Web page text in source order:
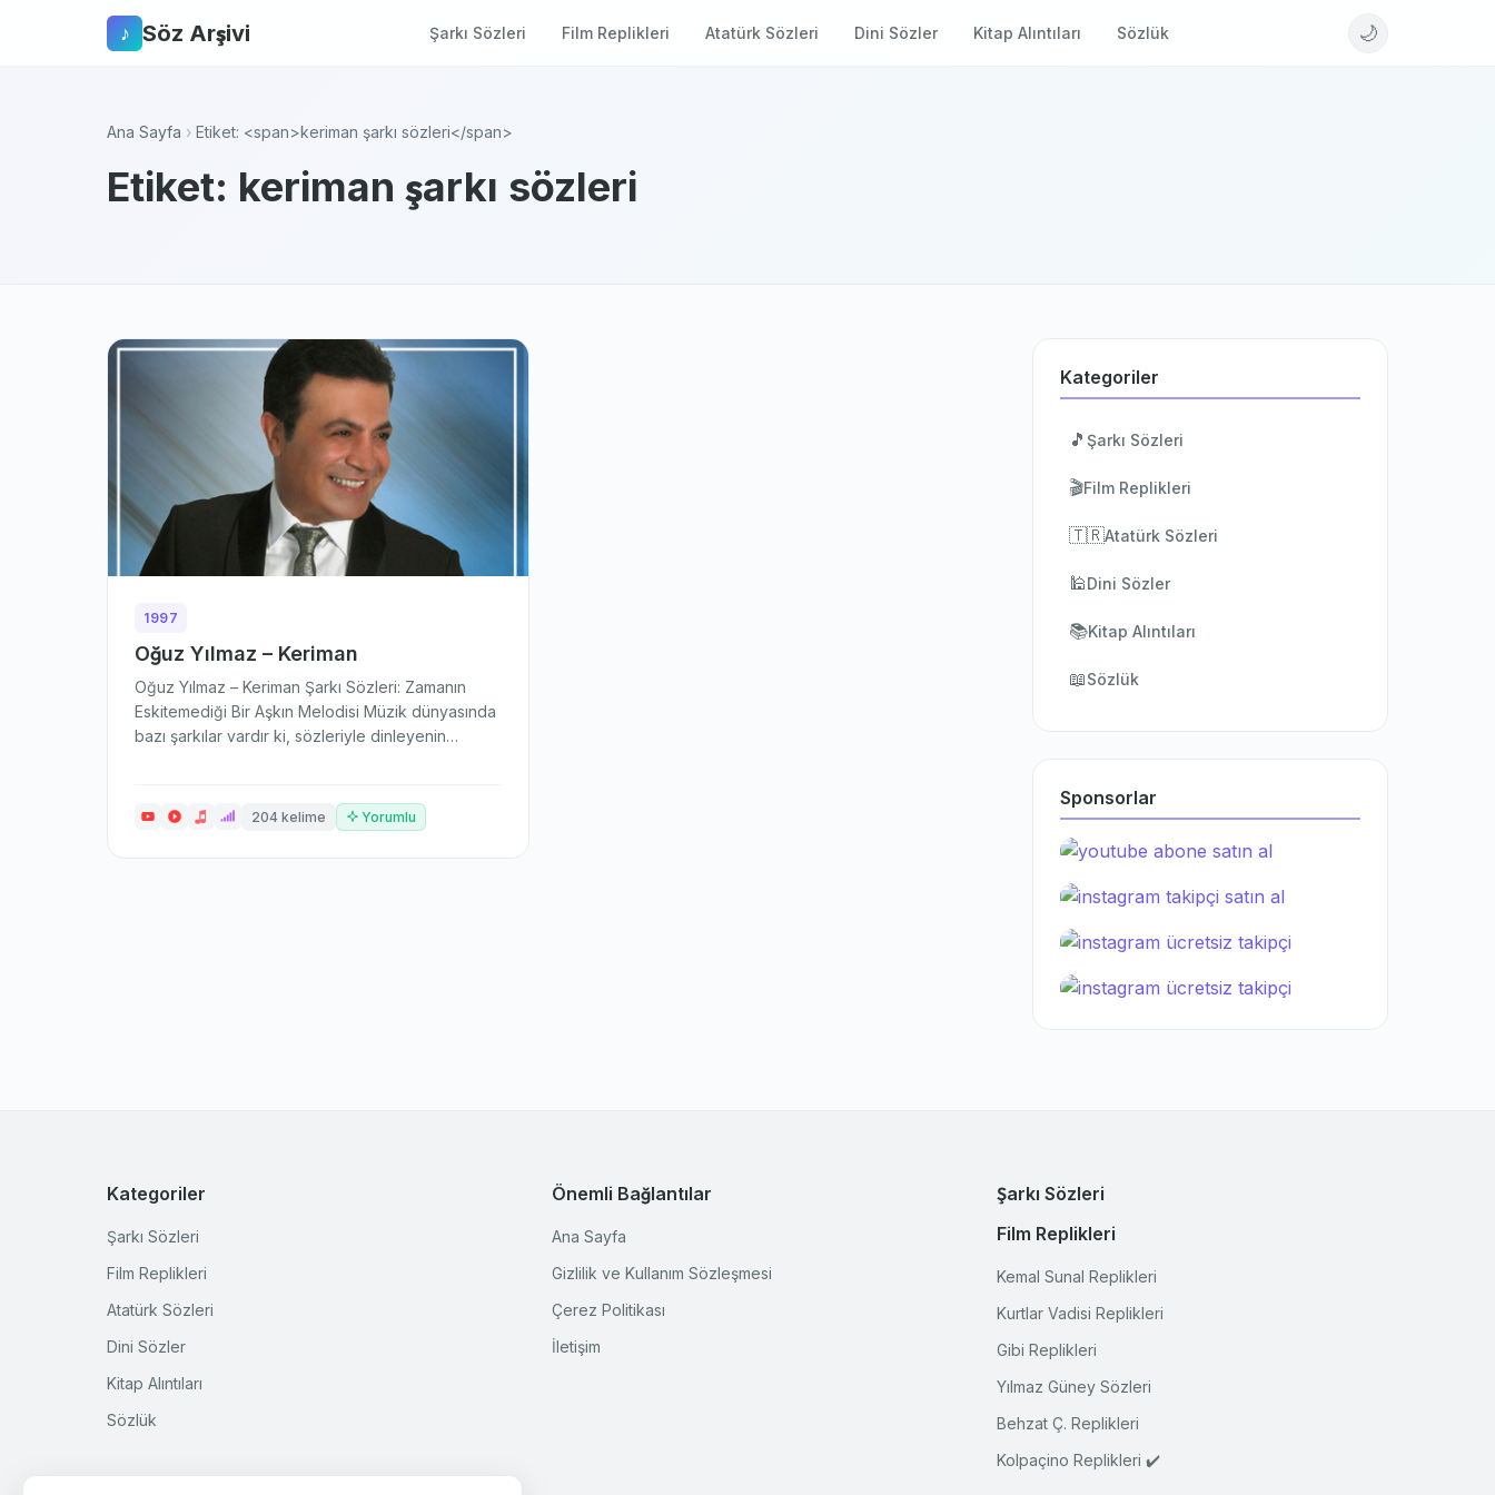
♪ Söz Arşivi Şarkı Sözleri Film Replikleri Atatürk Sözleri Dini Sözler Kitap Alıntıları Sözlük 🌙
Ana Sayfa › Etiket: <span>keriman şarkı sözleri</span>
Etiket: keriman şarkı sözleri
1997
Oğuz Yılmaz – Keriman
Oğuz Yılmaz – Keriman Şarkı Sözleri: Zamanın
Eskitemediği Bir Aşkın Melodisi Müzik dünyasında
bazı şarkılar vardır ki, sözleriyle dinleyenin
204 kelime Yorumlu
Kategoriler
🎵 Şarkı Sözleri
🎬Film Replikleri
🇹🇷Atatürk Sözleri
🕌Dini Sözler
📚Kitap Alıntıları
📖Sözlük
Sponsorlar
Kategoriler
Şarkı Sözleri
Film Replikleri
Atatürk Sözleri
Dini Sözler
Kitap Alıntıları
Sözlük
Önemli Bağlantılar
Ana Sayfa
Gizlilik ve Kullanım Sözleşmesi
Çerez Politikası
İletişim
Şarkı Sözleri
Film Replikleri
Kemal Sunal Replikleri
Kurtlar Vadisi Replikleri
Gibi Replikleri
Yılmaz Güney Sözleri
Behzat Ç. Replikleri
Kolpaçino Replikleri ✔️